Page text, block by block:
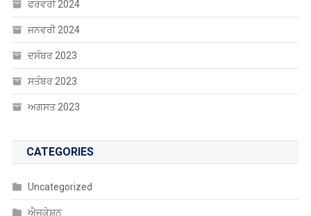
ਜਨਵਰੀ 2024
ਦਸੰਬਰ 2023
ਸਤੰਬਰ 2023
ਅਗਸਤ 2023
CATEGORIES
ਐਜੂਕੇਸ਼ਨ